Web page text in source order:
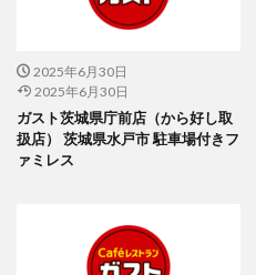
2025年6月30日
2025年6月30日
ガスト茨城県庁前店（から好し取
扱店） 茨城県水戸市 駐車場付きフ
ァミレス